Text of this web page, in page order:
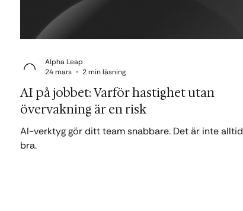
AI på jobbet: Varför hastighet utan
övervakning är en risk
AI-verktyg gör ditt team snabbare. Det är inte alltid
bra.
Alpha Leap
24 mars
2 min läsning